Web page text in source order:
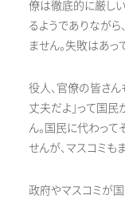
僚は徹底的に厳し
るようでありなが
ません。失敗はあ
役人、官僚の皆さん
丈夫だよ」って国
ん。国民に代わっ
せんが、マスコミも
政府やマスコミが